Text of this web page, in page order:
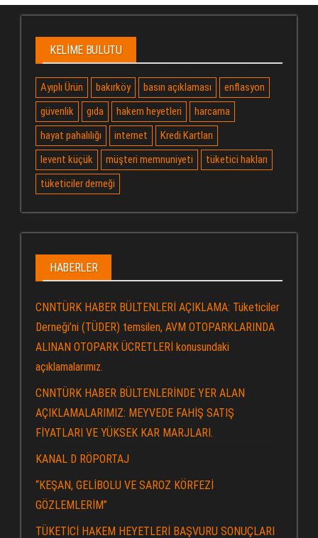
KELIME BULUTU
Ayıplı Ürün bakırköy basın açıklaması
enflasyon
güvenlik
gıda hakem heyetleri
harcama
hayat pahalılığı
internet
Kredi Kartları
levent küçük
müşteri memnuniyeti
tüketici hakları
tüketiciler derneği
HABERLER
CNNTÜRK HABER BÜLTENLERİ AÇIKLAMA: Tüketiciler
Derneği’ni (TÜDER) temsilen, AVM OTOPARKLARINDA
ALINAN OTOPARK ÜCRETLERİ konusundaki
açıklamalarımız.
CNNTÜRK HABER BÜLTENLERİNDE YER ALAN
AÇIKLAMALARIMIZ: MEYVEDE FAHİŞ SATIŞ
FİYATLARI VE YÜKSEK KAR MARJLARI.
KANAL D RÖPORTAJ
“KEŞAN, GELİBOLU VE SAROZ KÖRFEZİ
GÖZLEMLERİM”
TÜKETİCİ HAKEM HEYETLERİ BAŞVURU SONUÇLARI